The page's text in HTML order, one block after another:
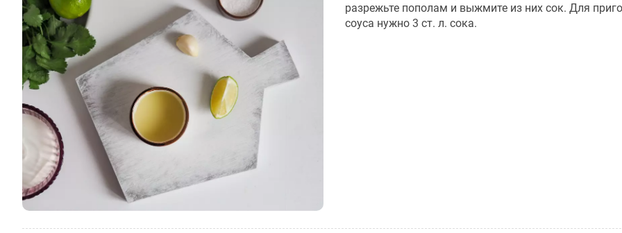
разрежьте пополам и выжмите из них сок. Для
соуса нужно 3 ст. л. сока.